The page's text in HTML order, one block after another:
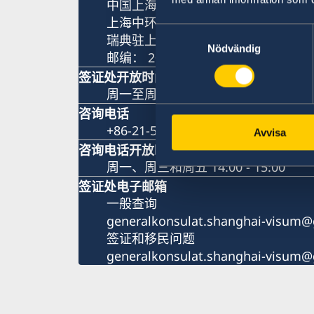
Nödvändig
Avvisa
中国上海市淮海中路381号
上海中环广场15楼
瑞典驻上海总领事馆
邮编： 200020
签证处开放时间
周一至周五 9:00 - 11:00
咨询电话
+86-21-5359 9639 +86 21 5359 9639
咨询电话开放时间
周一、周三和周五 14:00 - 15:00
签证处电子邮箱
一般查询
generalkonsulat.shanghai-
签证和移民问题
generalkonsulat.shanghai-